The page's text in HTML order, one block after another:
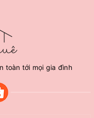
toàn tới mọi gia đình